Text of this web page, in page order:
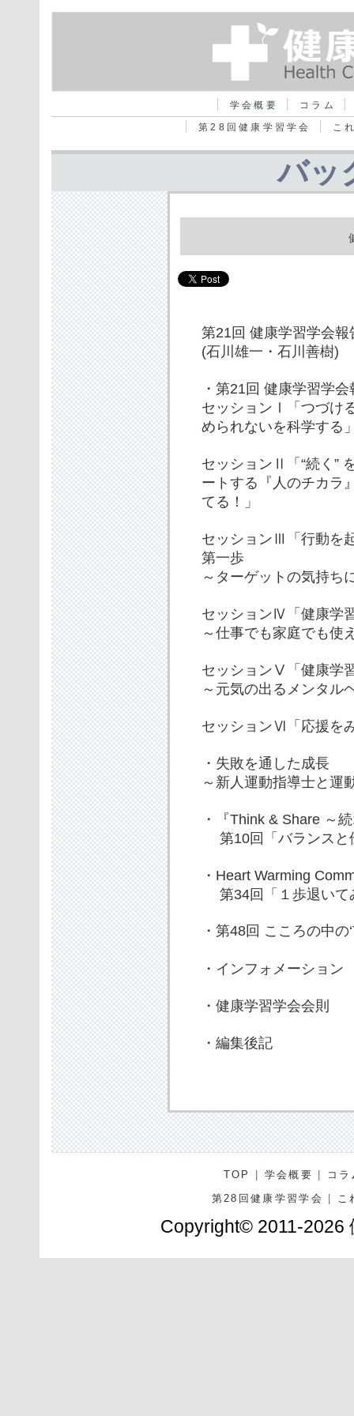
学会概要
コラム
第28回健康学習学会
こ
バッ
第21回 健康学習学会報
(石川雄一・石川善樹)
・第21回 健康学習学会
セッションⅠ「つづけ
められないを科学する
セッションⅡ「“続く”
ートする『人のチカラ
てる！」
セッションⅢ「行動を
第一歩
～ターゲットの気持ち
セッションⅣ「健康
～仕事でも家庭でも使
セッションⅤ「健康
～元気の出るメンタル
セッションⅥ「応援を
・失敗を通した成長
～新人運動指導士と運
・『Think & Share ～
第10回「バランスと
・Heart Warming
第34回「１歩退いて
・第48回 こころの中の
・インフォメーション
・健康学習学会会則
・編集後記
TOP 学会概要
コラ
第28回健康学習学会
こ
Copyright© 2011-2026